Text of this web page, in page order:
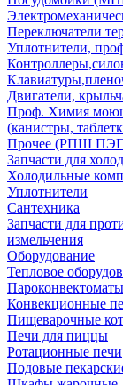
Переключатели
Уплотнители,
Двигатели,
Проф. Химия
(канистры,
Прочее (РПШ
Запчасти для
Холодильные
Уплотнители
Сантехника
Запчасти для
измельчения
Оборудование
Тепловое
Пароконвектоматы
Конвекционные
Пищеварочные
Печи для пиццы
Ротационные печи
Подовые